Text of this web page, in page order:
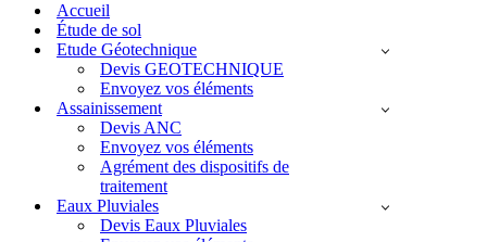
navigationAccueil
Étude de sol
Etude Géotechnique
Devis GEOTECHNIQUE
Envoyez vos éléments
Assainissement
Devis ANC
Envoyez vos éléments
Agrément des dispositifs de
traitement
Eaux Pluviales
Devis Eaux Pluviales